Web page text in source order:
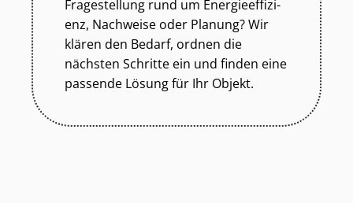
Fragestellung rund um En­er­gie­ef­fi­zi­
enz, Nachweise oder Planung? Wir
klären den Bedarf, ordnen die
nächsten Schritte ein und finden eine
passende Lösung für Ihr Objekt.